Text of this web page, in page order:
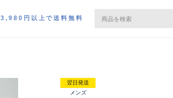
3,980円以上で送料無料
翌日発送
メンズ